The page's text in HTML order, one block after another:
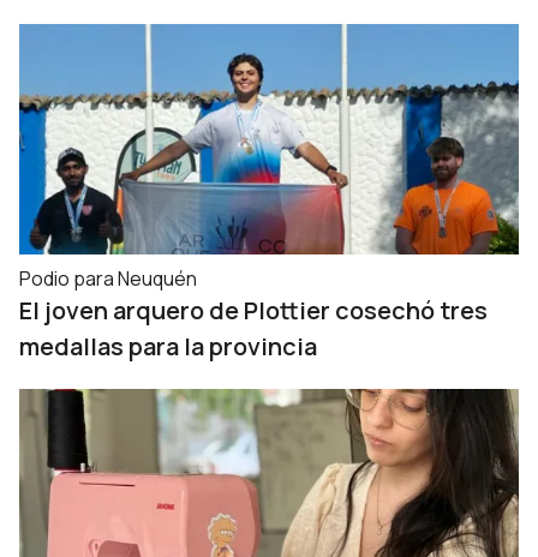
Podio para Neuquén
El joven arquero de Plottier cosechó tres
medallas para la provincia